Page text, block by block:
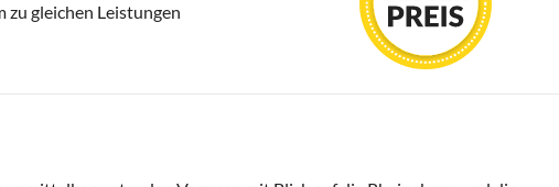
zu gleichen Leistungen